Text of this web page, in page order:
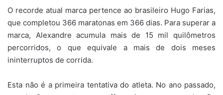
O recorde atual marca pertence ao brasileiro Hugo Farias,
que completou 366 maratonas em 366 dias. Para superar a
marca, Alexandre acumula mais de 15 mil quilômetros
percorridos, o que equivale a mais de dois meses
ininterruptos de corrida.
Esta não é a primeira tentativa do atleta. No ano passado,